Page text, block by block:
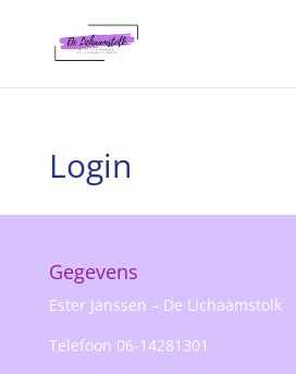
Login
Gegevens
Ester Janssen – De Lichaamstolk
Telefoon 06-14281301